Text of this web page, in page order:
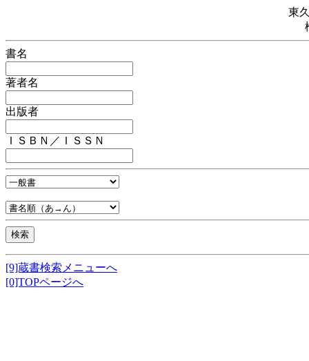
東
書名
著者名
出版者
ＩＳＢＮ／ＩＳＳＮ
[9]蔵書検索メニューへ
[0]TOPページへ